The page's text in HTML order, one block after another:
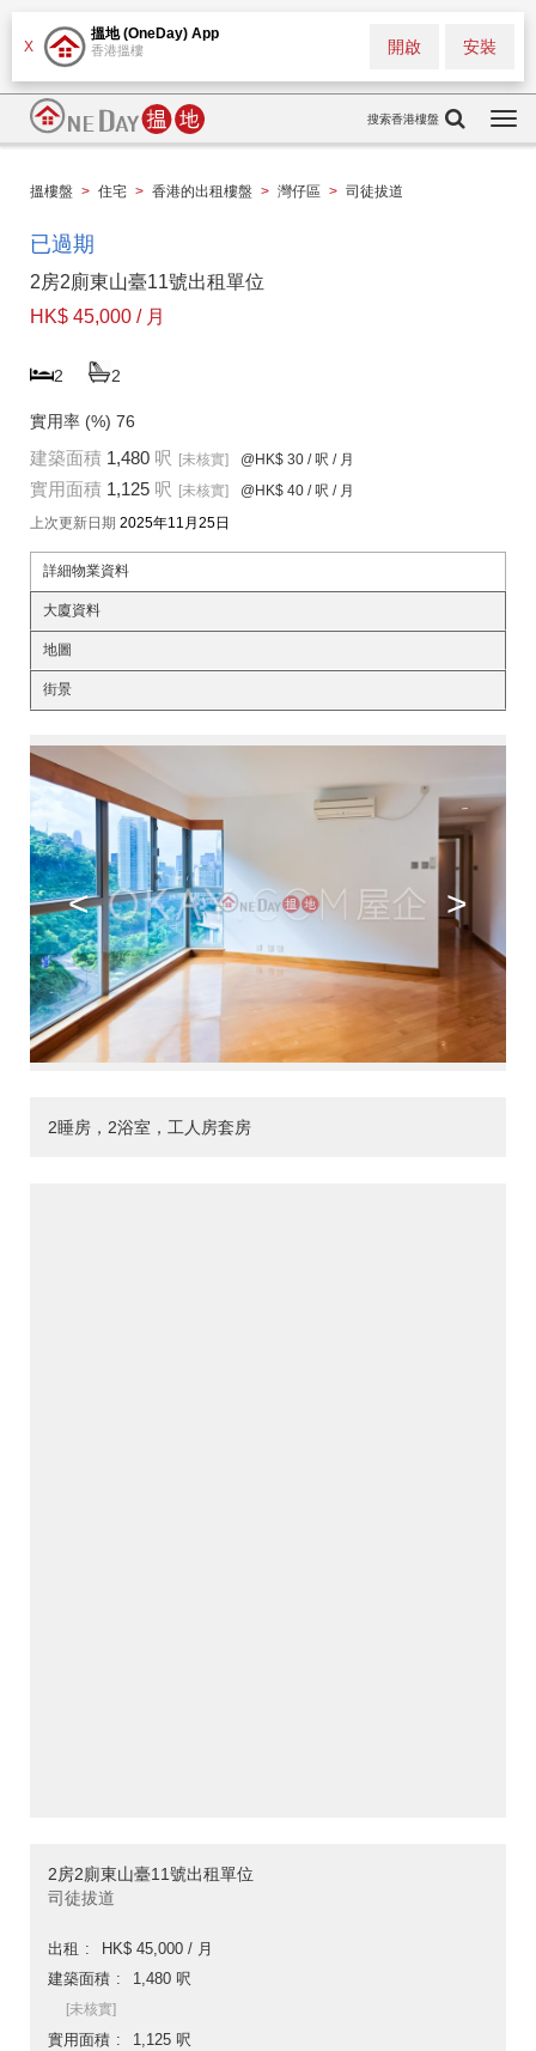
X
搵地 (OneDay) App
香港搵樓 安裝
開啟
搜索香港樓盤
搵樓盤 > 住宅 > 香港的出租樓盤 > 灣仔區 > 司徒拔道
已過期
2房2廁東山臺11號出租單位
HK$ 45,000 / 月
2 2
實用率 (%) 76
建築面積 1,480 呎 [未核實] @HK$ 30 / 呎 / 月
實用面積 1,125 呎 [未核實] @HK$ 40 / 呎 / 月
上次更新日期 2025年11月25日
詳細物業資料
大廈資料
地圖
街景
< >
2睡房，2浴室，工人房套房
2房2廁東山臺11號出租單位
司徒拔道
出租
HK$ 45,000 / 月
建築面積
1,480 呎
[未核實]
實用面積 1,125 呎